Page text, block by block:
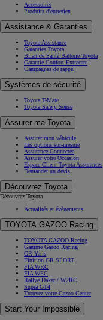
Accessoires
Produits d'entretien
Assistance & Garanties
Toyota Assistance
Garanties Toyota
Bilan de Santé Batterie Toyota
Garantie Confort Extracare
Campagnes de rappel
Systèmes de sécurité
Toyota T-Mate
Toyota Safety Sense
Assurer ma Toyota
Assurer mon véhicule
Les options sur-mesure
Assurance Connectée
Assurer votre Occasion
Espace Client Toyota Assurances
Demander un devis
Découvrez Toyota
Découvrez Toyota
Actualités et évènements
TOYOTA GAZOO Racing
TOYOTA GAZOO Racing
Gamme Gazoo Racing
GR Yaris
Finition GR SPORT
FIA WRC
FIA WEC
Rallye Dakar / W2RC
Supra GT4
Trouvez votre Gazoo Center
Start Your Impossible